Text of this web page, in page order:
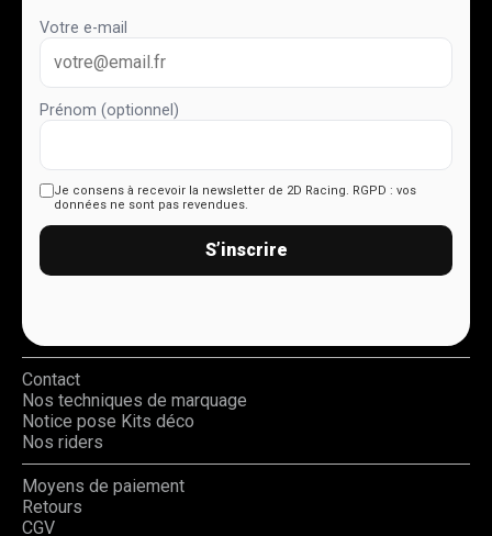
Votre e-mail
Prénom (optionnel)
Je consens à recevoir la newsletter de 2D Racing. RGPD : vos
données ne sont pas revendues.
S’inscrire
Contact
Nos techniques de marquage
Notice pose Kits déco
Nos riders
Moyens de paiement
Retours
CGV